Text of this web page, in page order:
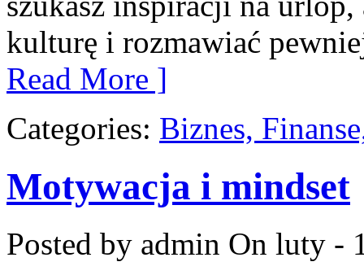
kulturę i rozmawiać
Read More ]
Categories: Biznes,
Motywacja i mindset
Posted by admin On luty -